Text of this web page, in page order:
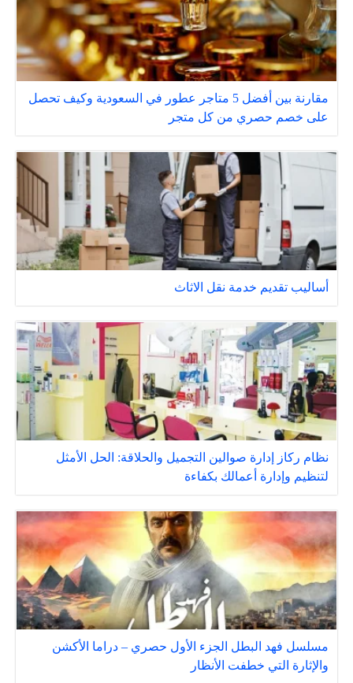
مقارنة بين أفضل 5 متاجر عطور في السعودية وكيف تحصل
على خصم حصري من كل متجر
أساليب تقديم خدمة نقل الاثاث
نظام ركاز إدارة صوالين التجميل والحلاقة: الحل الأمثل
لتنظيم وإدارة أعمالك بكفاءة
مسلسل فهد البطل الجزء الأول حصري – دراما الأكشن
والإثارة التي خطفت الأنظار